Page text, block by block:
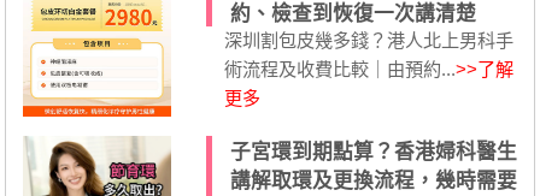
約、檢查到恢復一次講清楚
深圳割包皮幾多錢？港人北上男科手
術流程及收費比較｜由預約...>>了解
更多
子宮環到期點算？香港婦科醫生
講解取環及更換流程，幾時需要